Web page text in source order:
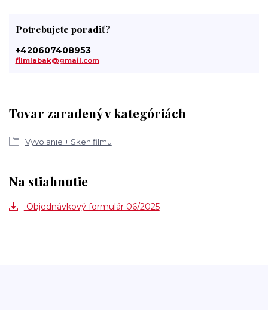
Tovar zaradený v kategóriách
Vyvolanie + Sken filmu
Potrebujete poradiť?
+420607408953
filmlabak@gmail.com
Na stiahnutie
Objednávkový formulár 06/2025